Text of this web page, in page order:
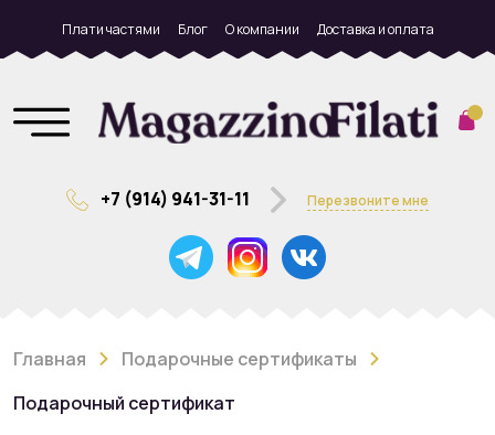
Плати частями Блог О компании Доставка и оплата
+7 (914) 941-31-11 Перезвоните мне
Главная
Подарочные сертификаты
Подарочный сертификат